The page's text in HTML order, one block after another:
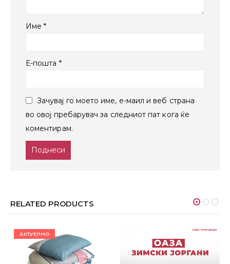
Име*
Е-пошта *
Зачувај го моето име, е-маил и веб страна
во овој пребарувач за следниот пат кога ќе
коментирам.
RELATED PRODUCTS
АКТУЕЛНО